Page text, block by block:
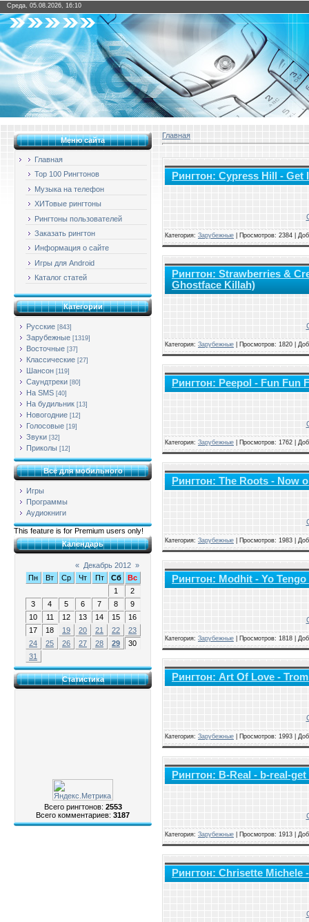
Среда, 05.08.2026, 16:10
Меню сайта
Главная
Top 100 Рингтонов
Музыка на телефон
ХИТовые рингтоны
Рингтоны пользователей
Заказать рингтон
Информация о сайте
Игры для Android
Каталог статей
Категории
Русские [843]
Зарубежные [1319]
Восточные [37]
Классические [27]
Шансон [119]
Саундтреки [80]
На SMS [40]
На будильник [13]
Новогодние [12]
Голосовые [19]
Звуки [32]
Приколы [12]
Всё для мобильного
Игры
Программы
Аудиокниги
This feature is for Premium users only!
Календарь
« Декабрь 2012 »
Пн
Вт Ср Чт Пт Сб
Вс
1
2
3
4 5 6 7 8
9
10
11 12 13 14 15
16
17
18 19 20 21 22
23
24
25 26 27 28 29
30
31
Статистика
Всего рингтонов: 2553
Всего комментариев: 3187
Главная
Рингтон: Cypress Hill - Get
Категория: Зарубежные Просмотров: 2384 |
Рингтон: Strawberries &
Ghostface Killah)
Категория: Зарубежные Просмотров: 1820 |
Рингтон: Peepol - Fun Fun
Категория: Зарубежные Просмотров: 1762 |
Рингтон: The Roots - Now
Категория: Зарубежные Просмотров: 1983 |
Рингтон: Modhit - Yo
Категория: Зарубежные Просмотров: 1818 |
Рингтон: Art Of Love -
Категория: Зарубежные Просмотров: 1993 |
Рингтон: B-Real - b-real-
Категория: Зарубежные Просмотров: 1913 |
Рингтон: Chrisette Michele